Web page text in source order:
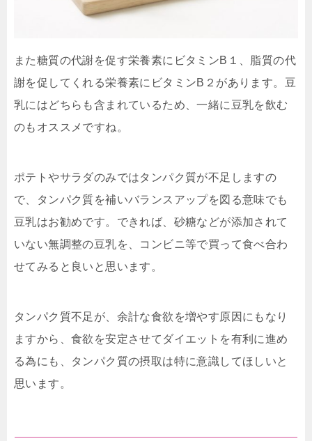
また糖質の代謝を促す栄養素にビタミンB１、脂質の代
謝を促してくれる栄養素にビタミンB２があります。豆
乳にはどちらも含まれているため、一緒に豆乳を飲む
のもオススメですね。
ポテトやサラダのみではタンパク質が不足しますの
で、タンパク質を補いバランスアップを図る意味でも
豆乳はお勧めです。できれば、砂糖などが添加されて
いない無調整の豆乳を、コンビニ等で買って食べ合わ
せてみると良いと思います。
タンパク質不足が、余計な食欲を増やす原因にもなり
ますから、食欲を安定させてダイエットを有利に進め
る為にも、タンパク質の摂取は特に意識してほしいと
思います。